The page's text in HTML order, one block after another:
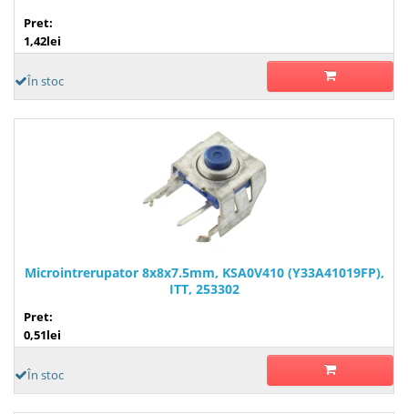
Pret:
1,42lei
În stoc
Microintrerupator 8x8x7.5mm, KSA0V410 (Y33A41019FP),
ITT, 253302
Pret:
0,51lei
În stoc